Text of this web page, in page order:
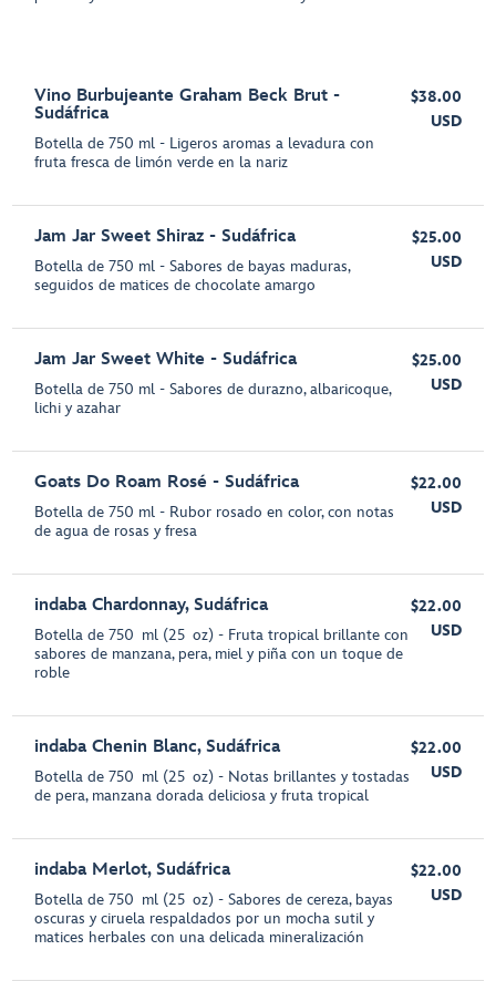
Vino Burbujeante Graham Beck Brut -
Sudáfrica
Botella de 750 ml - Ligeros aromas a levadura con
fruta fresca de limón verde en la nariz
$38.00
USD
Jam Jar Sweet Shiraz - Sudáfrica
Botella de 750 ml - Sabores de bayas maduras,
seguidos de matices de chocolate amargo
$25.00
USD
Jam Jar Sweet White - Sudáfrica
Botella de 750 ml - Sabores de durazno, albaricoque,
lichi y azahar
$25.00
USD
Goats Do Roam Rosé - Sudáfrica
Botella de 750 ml - Rubor rosado en color, con notas
de agua de rosas y fresa
$22.00
USD
indaba Chardonnay, Sudáfrica
Botella de 750 ml (25 oz) - Fruta tropical brillante con
sabores de manzana, pera, miel y piña con un toque de
roble
$22.00
USD
indaba Chenin Blanc, Sudáfrica
Botella de 750 ml (25 oz) - Notas brillantes y tostadas
de pera, manzana dorada deliciosa y fruta tropical
$22.00
USD
indaba Merlot, Sudáfrica
Botella de 750 ml (25 oz) - Sabores de cereza, bayas
oscuras y ciruela respaldados por un mocha sutil y
matices herbales con una delicada mineralización
$22.00
USD